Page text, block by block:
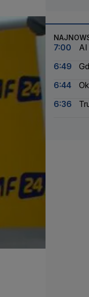
7:00
AI
6:49
6:44
6:36